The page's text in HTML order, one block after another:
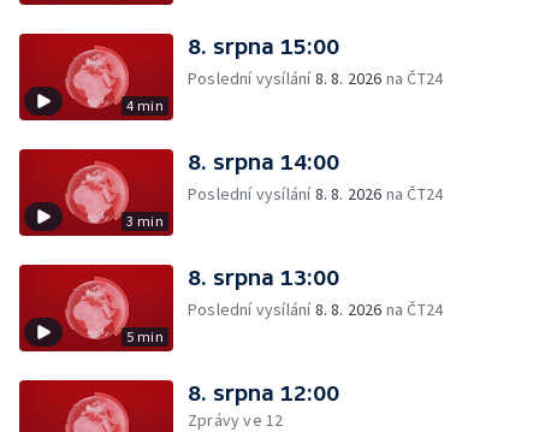
4 min
8. srpna 15:00
Poslední vysílání8. 8. 2026 na ČT24
3 min
8. srpna 14:00
Poslední vysílání8. 8. 2026 na ČT24
5 min
8. srpna 13:00
Poslední vysílání8. 8. 2026 na ČT24
8. srpna 12:00
Zprávy ve 12